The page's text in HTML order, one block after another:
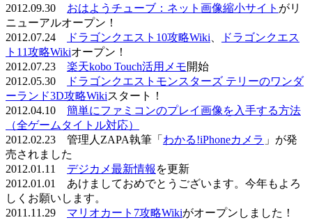
2012.09.30 おはようチューブ：ネット画像縮小サイト がリ
ニューアルオープン！
2012.07.24
ドラゴンクエスト10攻略Wiki
ドラゴンクエス
ト11攻略Wikiオープン！
2012.07.23 楽天kobo Touch活用メモ開始
2012.05.30
ドラゴンクエストモンスターズ テリーのワンダ
ーランド3D攻略Wikiスタート！
2012.04.10 簡単にファミコンのプレイ画像を入手する方法
（全ゲームタイトル対応）
2012.02.23 管理人ZAPA執筆「 わかる!iPhoneカメラ 」が発
売されました
2012.01.11 デジカメ最新情報 を更新
2012.01.01 あけましておめでとうございます。今年もよろ
しくお願いします。
2011.11.29 マリオカート7攻略Wikiがオープンしました！